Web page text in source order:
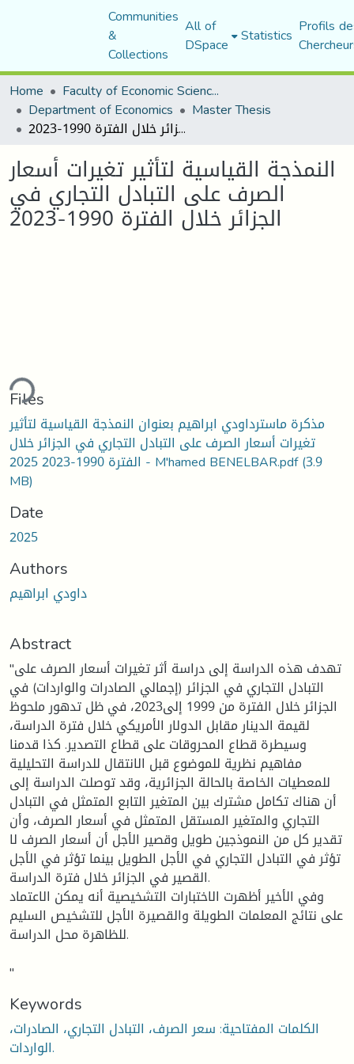
Communities
&
Collections
All of
DSpace Statistics Profils
Home
Faculty of Economic Sciences, Commerce and Management Sciences
Department of Economics Master Thesis
النمذجة القياسية لتأثير تغيرات أسعار الصرف على التبادل التجاري في الجزائر خلال الفترة 1990-2023
النمذجة القياسية لتأثير تغيرات أسعار
الصرف على التبادل التجاري في
الجزائر خلال الفترة 1990-2023
Files
مذكرة ماسترداودي ابراهيم بعنوان النمذجة القياسية لتأثير
تغيرات أسعار الصرف على التبادل التجاري في الجزائر خلال
الفترة 1990-2023 2025 - M'hamed BENELBAR.pdf(3.9
MB)
Date
2025
Authors
داودي ابراهيم
Abstract
"تهدف هذه الدراسة إلى دراسة أثر تغيرات أسعار الصرف على
التبادل التجاري في الجزائر (إجمالي الصادرات والواردات) في
الجزائر خلال الفترة من 1999 إلى2023، في ظل تدهور ملحوظ
لقيمة الدينار مقابل الدولار الأمريكي خلال فترة الدراسة،
وسيطرة قطاع المحروقات على قطاع التصدير. كذا قدمنا
مفاهيم نظرية للموضوع قبل الانتقال للدراسة التحليلية
للمعطيات الخاصة بالحالة الجزائرية، وقد توصلت الدراسة إلى
أن هناك تكامل مشترك بين المتغير التابع المتمثل في التبادل
التجاري والمتغير المستقل المتمثل في أسعار الصرف، وأن
تقدير كل من النموذجين طويل وقصير الأجل أن أسعار الصرف لا
تؤثر في التبادل التجاري في الأجل الطويل بينما تؤثر في الأجل
القصير في الجزائر خلال فترة الدراسة.
وفي الأخير أظهرت الاختبارات التشخيصية أنه يمكن الاعتماد
على نتائج المعلمات الطويلة والقصيرة الأجل للتشخيص السليم
للظاهرة محل الدراسة.
"
Keywords
الكلمات المفتاحية: سعر الصرف، التبادل التجاري، الصادرات،
الواردات.